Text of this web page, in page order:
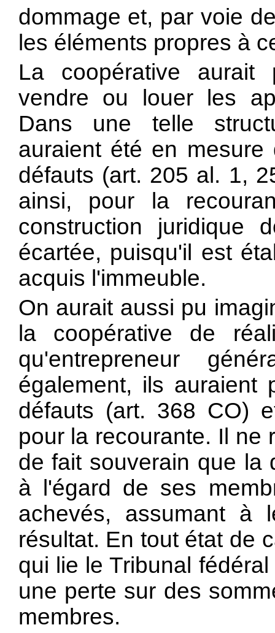
dommage et, par voie
les éléments propres à
La coopérative aurait
vendre ou louer les
Dans une telle
auraient été en
défauts (art. 205 al. 1,
ainsi, pour la
construction juridique
écartée, puisqu'il est
acquis l'immeuble.
On aurait aussi pu
la coopérative de
qu'entrepreneur
également, ils auraient
défauts (art. 368 CO)
pour la recourante. Il ne
de fait souverain que la
à l'égard de ses
achevés, assumant à
résultat. En tout état de
qui lie le Tribunal
une perte sur des
membres.